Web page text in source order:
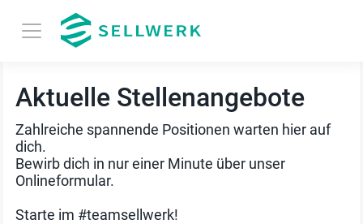
Aktuelle Stellenangebote
Zahlreiche spannende Positionen warten hier auf
dich.
Bewirb dich in nur einer Minute über unser
Onlineformular.
Starte im #teamsellwerk!